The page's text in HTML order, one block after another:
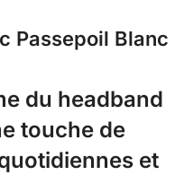
Passepoil Blanc
du headband
touche de
et